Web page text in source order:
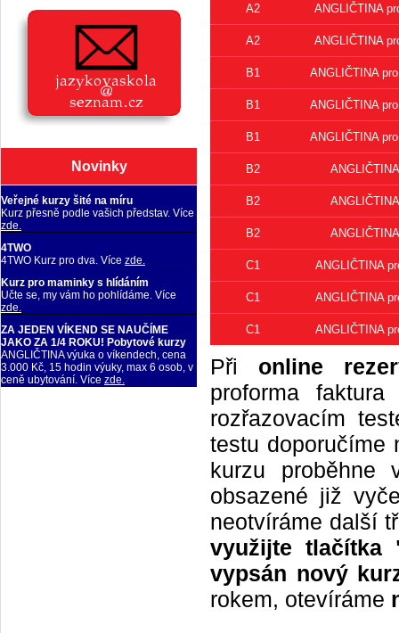
Novinky
Veřejné kurzy šité na míru
Kurz přesně podle vašich představ. Více
zde.
4TWO
4TWO Kurz pro dva. Více zde.
Kurz pro maminky s hlídáním
Učte se, my vám ho pohlídáme. Více
zde.
ZA JEDEN VÍKEND SE NAUČÍME
JAKO ZA 1/4 ROKU! Pobytové kurzy
ANGLIČTINA výuka o víkendech, cena
3.000 Kč, 15 hodin výuky, max 6 osob, v
ceně ubytování. Více zde.
A2 ANGLIČTINA
A2 ANGLIČTINA
B1 ANGLIČTINA
B1 ANGLIČTINA
B1 ANGLIČTINA
B2
B2
B2
C1 ANGLIČTINA
C1 ANGLIČTINA
C1 ANGLIČTINA
Při online
proforma
rozřazovacím
testu doporučíme
kurzu proběhne
obsazené již
neotvíráme další
využijte tlačítka
vypsán nový
rokem, otevíráme